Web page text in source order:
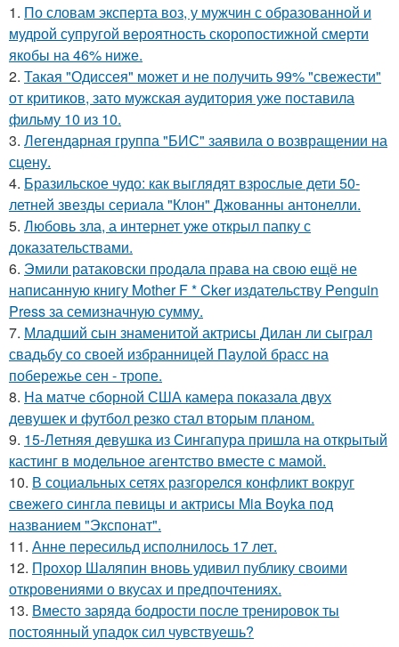
1. По словам эксперта воз, у мужчин с образованной и
мудрой супругой вероятность скоропостижной смерти
якобы на 46% ниже.
2. Такая "Одиссея" может и не получить 99% "свежести"
от критиков, зато мужская аудитория уже поставила
фильму 10 из 10.
3. Легендарная группа "БИС" заявила о возвращении на
сцену.
4. Бразильское чудо: как выглядят взрослые дети 50-
летней звезды сериала "Клон" Джованны антонелли.
5. Любовь зла, а интернет уже открыл папку с
доказательствами.
6. Эмили ратаковски продала права на свою ещё не
написанную книгу Mother F * Cker издательству Penguin
Press за семизначную сумму.
7. Младший сын знаменитой актрисы Дилан ли сыграл
свадьбу со своей избранницей Паулой брасс на
побережье сен - тропе.
8. На матче сборной США камера показала двух
девушек и футбол резко стал вторым планом.
9. 15-Летняя девушка из Сингапура пришла на открытый
кастинг в модельное агентство вместе с мамой.
10. В социальных сетях разгорелся конфликт вокруг
свежего сингла певицы и актрисы Mia Boyka под
названием "Экспонат".
11. Анне пересильд исполнилось 17 лет.
12. Прохор Шаляпин вновь удивил публику своими
откровениями о вкусах и предпочтениях.
13. Вместо заряда бодрости после тренировок ты
постоянный упадок сил чувствуешь?